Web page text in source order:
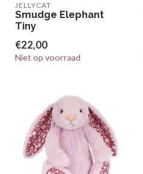
JELLYCAT
Smudge Elephant
Tiny
€22,00
Niet op voorraad